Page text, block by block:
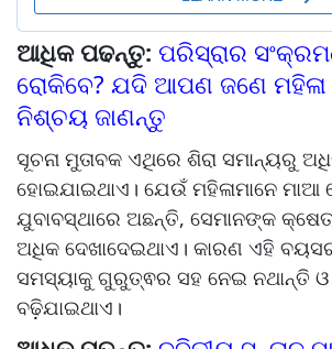
ଆଧିକ ପଢନ୍ତୁ: ପରିସ୍ରାର
ରୋକିବେ? ଯଦି ଆପଣ ଜଣେ ମହିଳା
ନିଶ୍ଚୟ ଜାଣନ୍ତୁ
ସୂଚନା ମୁତାବକ ଏଥିରେ ଶିରା ସମାନ୍ୟରୁ
ହୋଇଯାଇଥାଏ। ଯେଉଁ ମହିଳାମାନେ ମାଆ
ଯୁବାବସ୍ଥାରେ ଅଛନ୍ତି, ସେମାନଙ୍କ
ଅଧିକ ଦେଖାଦେଇଥାଏ। କାରଣ ଏହି
ସମସ୍ୟାକୁ ଗୁରୁତ୍ଵର ସହ ନେଇ ନଥାନ୍ତି ଓ
ବଢ଼ିଯାଇଥାଏ।